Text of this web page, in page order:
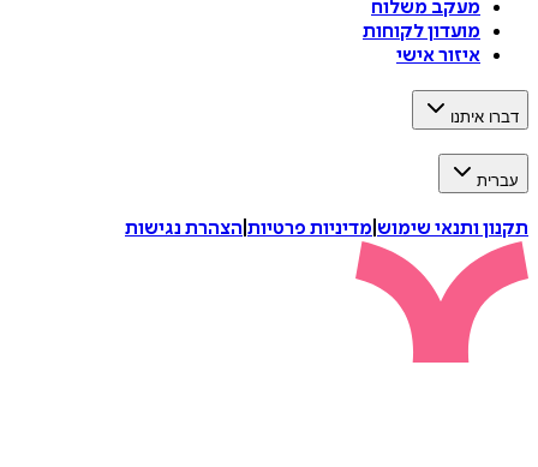
מעקב משלוח
מועדון לקוחות
איזור אישי
דברו איתנו
עברית
תקנון ותנאי שימוש מדיניות פרטיות הצהרת נגישות